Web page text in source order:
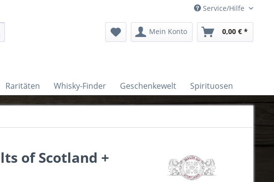
Service/Hilfe
Mein Konto 0,00 € *
Raritäten Whisky-Finder Geschenkewelt Spirituosen
of Scotland +